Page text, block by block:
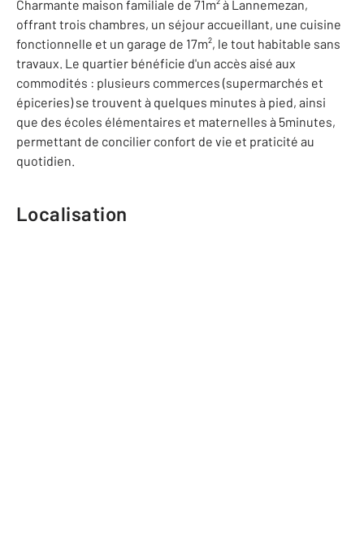
Charmante maison familiale de 71m² à Lannemezan,
offrant trois chambres, un séjour accueillant, une cuisine
fonctionnelle et un garage de 17m², le tout habitable sans
travaux. Le quartier bénéficie d'un accès aisé aux
commodités : plusieurs commerces (supermarchés et
épiceries) se trouvent à quelques minutes à pied, ainsi
que des écoles élémentaires et maternelles à 5minutes,
permettant de concilier confort de vie et praticité au
quotidien.
Localisation